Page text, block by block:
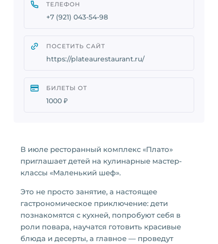
В июле ресторанный комплекс «Плато»
приглашает детей на кулинарные мастер-
классы «Маленький шеф».
Это не просто занятие, а настоящее
гастрономическое приключение: дети
познакомятся с кухней, попробуют себя в
роли повара, научатся готовить красивые
блюда и десерты, а главное — проведут
ТЕЛЕФОН
+7 (921) 043-54-98
ПОСЕТИТЬ САЙТ
https://plateaurestaurant.ru/
БИЛЕТЫ ОТ
1000 ₽